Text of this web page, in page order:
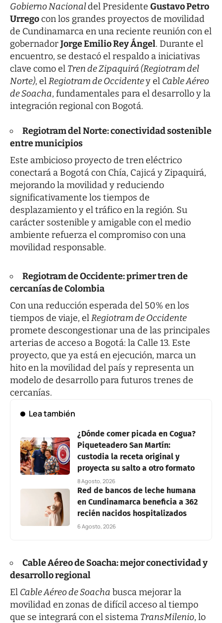
Gobierno Nacionaldel Presidente Gustavo Petro
Urregocon los grandes proyectos de movilidad
de Cundinamarca en una reciente reunión con el
gobernadorJorge Emilio Rey Ángel. Durante el
encuentro, se destacó el respaldo a iniciativas
clave como el Tren de Zipaquirá (Regiotram del
Norte), elRegiotram de Occidentey el Cable Aéreo
de Soacha, fundamentales para el desarrollo y la
integración regional con Bogotá.
Regiotram del Norte: conectividad sostenible
entre municipios
Este ambicioso proyecto de tren eléctrico
conectará a Bogotá con Chía, Cajicá y Zipaquirá,
mejorando la movilidad y reduciendo
significativamente los tiempos de
desplazamiento y el tráfico en la región. Su
carácter sostenible y amigable con el medio
ambiente refuerza el compromiso con una
movilidad responsable.
Regiotram de Occidente: primer tren de
cercanías de Colombia
Con una reducción esperada del 50% en los
tiempos de viaje, elRegiotram de Occidente
promete descongestionar una de las principales
arterias de acceso a Bogotá: la Calle 13. Este
proyecto, que ya está en ejecución, marca un
hito en la movilidad del país y representa un
modelo de desarrollo para futuros trenes de
cercanías.
Lea también
¿Dónde comer picada en Cogua?
Piqueteadero San Martín:
custodia la receta original y
proyecta su salto a otro formato
8 Agosto, 2026
Red de bancos de leche humana
en Cundinamarca beneficia a 362
recién nacidos hospitalizados
6 Agosto, 2026
Cable Aéreo de Soacha: mejor conectividad y
desarrollo regional
El Cable Aéreo de Soacha busca mejorar la
movilidad en zonas de difícil acceso al tiempo
que se integrará con el sistema TransMilenio, lo